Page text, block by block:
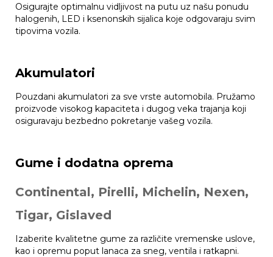
Osigurajte optimalnu vidljivost na putu uz našu ponudu
halogenih, LED i ksenonskih sijalica koje odgovaraju svim
tipovima vozila.
Akumulatori
Pouzdani akumulatori za sve vrste automobila. Pružamo
proizvode visokog kapaciteta i dugog veka trajanja koji
osiguravaju bezbedno pokretanje vašeg vozila.
Gume i dodatna oprema
Continental, Pirelli, Michelin, Nexen,
Tigar, Gislaved
Izaberite kvalitetne gume za različite vremenske uslove,
kao i opremu poput lanaca za sneg, ventila i ratkapni.